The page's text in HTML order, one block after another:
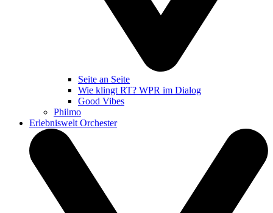
Seite an Seite
Wie klingt RT? WPR im Dialog
Good Vibes
Philmo
Erlebniswelt Orchester